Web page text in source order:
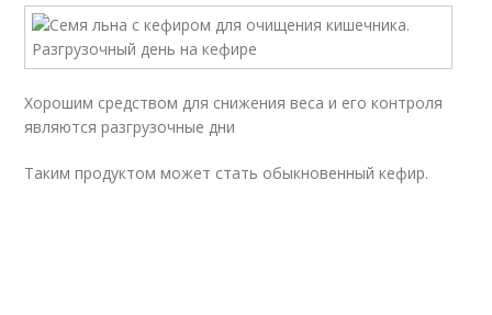
Хорошим средством для снижения веса и его контроля
являются разгрузочные дни
Таким продуктом может стать обыкновенный кефир.